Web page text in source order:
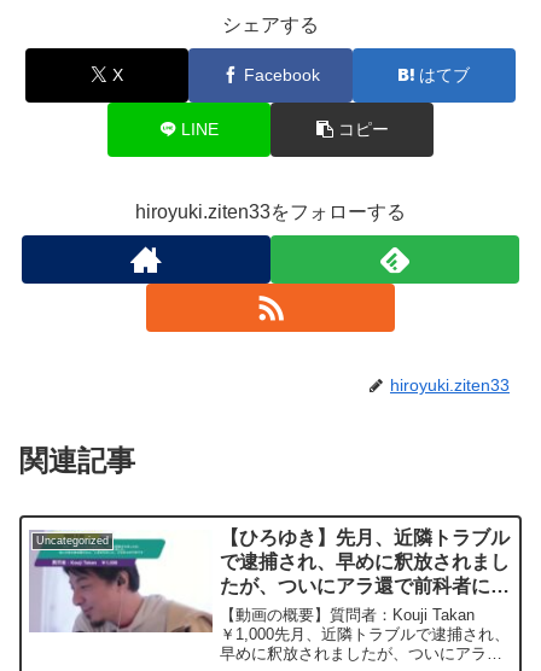
シェアする
X Facebook はてブ
LINE コピー
hiroyuki.ziten33をフォローする
hiroyuki.ziten33
関連記事
Uncategorized
【ひろゆき】先月、近隣トラブル
で逮捕され、早めに釈放されまし
たが、ついにアラ還で前科者にな
りました。他人の見る目は変わる
よ、と言われました。これからが
不安ですー ひろゆき切り抜き
【動画の概要】質問者：Kouji Takan
￥1,000先月、近隣トラブルで逮捕され、
早めに釈放されましたが、ついにアラ還